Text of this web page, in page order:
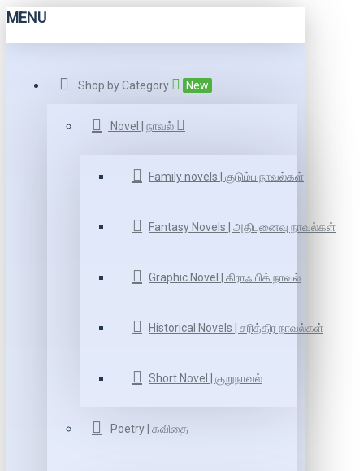
MENU
Shop by Category New
Novel | நாவல்
Family novels | குடும்ப நாவல்கள்
Fantasy Novels | அதிபுனைவு நாவல்கள்
Graphic Novel | கிராஃ பிக் நாவல்
Historical Novels | சரித்திர நாவல்கள்
Short Novel | குறுநாவல்
Poetry | கவிதை